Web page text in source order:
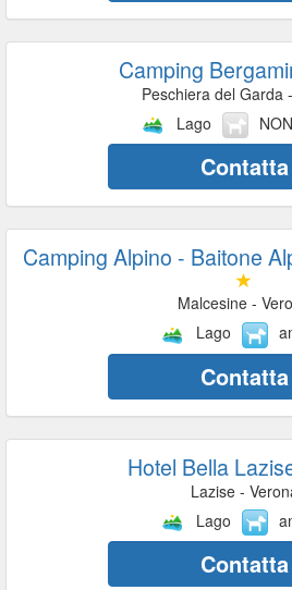
Camping
Peschiera del Garda
Lago
Contatta
Camping Alpino - Baitone
Malcesine -
Lago
Contatta
Hotel Bella
Lazise -
Lago
Contatta